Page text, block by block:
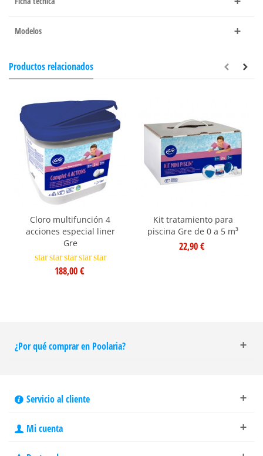
Modelos
Productos relacionados
Cloro multifunción 4
acciones especial liner
Gre
star star star star star
188,00 €
Kit tratamiento para
piscina Gre de 0 a 5 m³
22,90 €
¿Por qué comprar en Poolaria?
Servicio al cliente
Mi cuenta